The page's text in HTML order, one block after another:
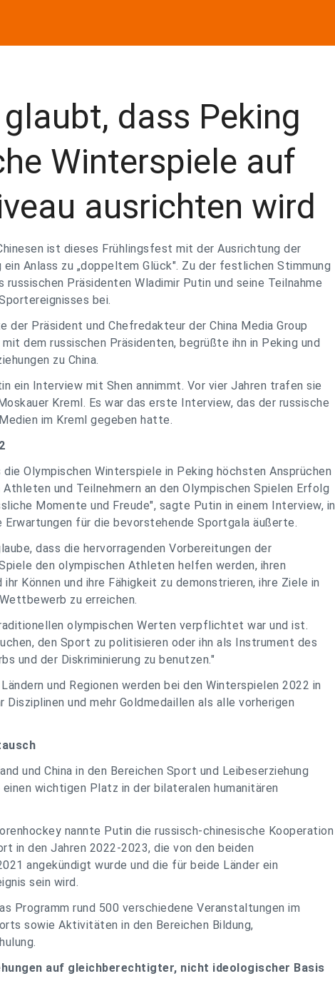
dass Peking
Winterspiele auf
ausrichten wird
ist dieses Frühlingsfest mit der Ausrichtung der
Anlass zu „doppeltem Glück". Zu der festlichen Stimmung
Präsidenten Wladimir Putin und seine Teilnahme
bei.
Präsident und Chefredakteur der China Media Group
dem russischen Präsidenten, begrüßte ihn in Peking und
zu China.
ein Interview mit Shen annimmt. Vor vier Jahren trafen sie
Kreml. Es war das erste Interview, das der russische
im Kreml gegeben hatte.
Olympischen Winterspiele in Peking höchsten Ansprüchen
und Teilnehmern an den Olympischen Spielen Erfolg
Momente und Freude", sagte Putin in einem Interview, in
Erwartungen für die bevorstehende Sportgala äußerte.
dass die hervorragenden Vorbereitungen der
den olympischen Athleten helfen werden, ihren
Können und ihre Fähigkeit zu demonstrieren, ihre Ziele in
zu erreichen.
olympischen Werten verpflichtet war und ist.
den Sport zu politisieren oder ihn als Instrument des
und der Diskriminierung zu benutzen."
und Regionen werden bei den Winterspielen 2022 in
Disziplinen und mehr Goldmedaillen als alle vorherigen
und China in den Bereichen Sport und Leibeserziehung
wichtigen Platz in der bilateralen humanitären
nannte Putin die russisch-chinesische Kooperation
in den Jahren 2022-2023, die von den beiden
angekündigt wurde und die für beide Länder ein
sein wird.
Programm rund 500 verschiedene Veranstaltungen im
sowie Aktivitäten in den Bereichen Bildung,
auf gleichberechtigter, nicht ideologischer Basis